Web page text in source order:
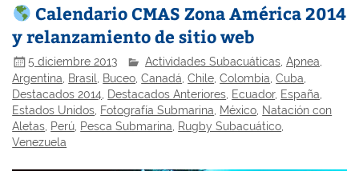
Calendario CMAS Zona América 2014
y relanzamiento de sitio web
5 diciembre 2013 Actividades Subacuáticas ,Apnea
Argentina
Brasil Buceo ,Canadá ,Chile ,Colombia ,Cuba
Destacados 2014 Destacados Anteriores Ecuador, España
Estados Unidos Fotografía Submarina México Natación con
Aletas Perú Pesca Submarina Rugby Subacuático
Venezuela